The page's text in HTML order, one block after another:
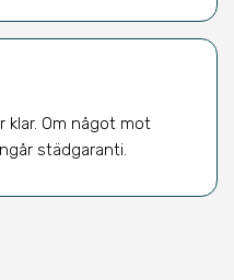
klar. Om något mot
städgaranti.